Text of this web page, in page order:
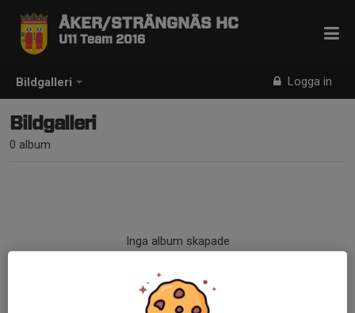
Bildgalleri Logga in
ÅKER/STRÄNGNÄS HC
U11 Team 2016
Bildgalleri
0 album
Inga album skapade